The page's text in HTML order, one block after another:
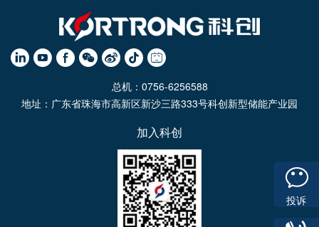
总机：0756-6256588
地址：广东省珠海市高新区新沙三路333号科创新型储能产业园
加入科创
投诉